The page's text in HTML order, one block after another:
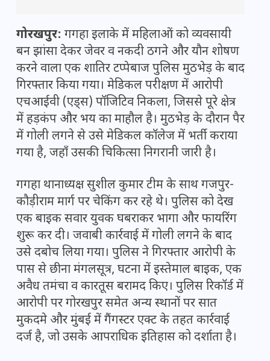
गोरखपुर: गगहा इलाके में महिलाओं को व्यवसायी
बन झांसा देकर जेवर व नकदी ठगने और यौन शोषण
करने वाला एक शातिर टप्पेबाज पुलिस मुठभेड़ के बाद
गिरफ्तार किया गया। मेडिकल परीक्षण में आरोपी
एचआईवी (एड्स) पॉजिटिव निकला, जिससे पूरे क्षेत्र
में हड़कंप और भय का माहौल है। मुठभेड़ के दौरान पैर
में गोली लगने से उसे मेडिकल कॉलेज में भर्ती कराया
गया है, जहाँ उसकी चिकित्सा निगरानी जारी है।
गगहा थानाध्यक्ष सुशील कुमार टीम के साथ गजपुर-
कौड़ीराम मार्ग पर चेकिंग कर रहे थे। पुलिस को देख
एक बाइक सवार युवक घबराकर भागा और फायरिंग
शुरू कर दी। जवाबी कार्रवाई में गोली लगने के बाद
उसे दबोच लिया गया। पुलिस ने गिरफ्तार आरोपी के
पास से छीना मंगलसूत्र, घटना में इस्तेमाल बाइक, एक
अवैध तमंचा व कारतूस बरामद किए। पुलिस रिकॉर्ड में
आरोपी पर गोरखपुर समेत अन्य स्थानों पर सात
मुकदमे और मुंबई में गैंगस्टर एक्ट के तहत कार्रवाई
दर्ज है, जो उसके आपराधिक इतिहास को दर्शाता है।